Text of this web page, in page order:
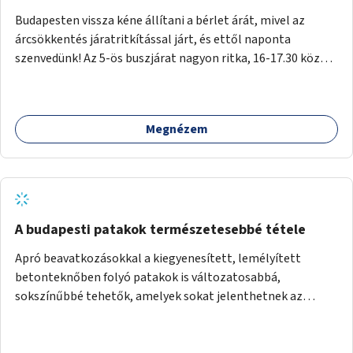
Budapesten vissza kéne állítani a bérlet árát, mivel az
árcsökkentés járatritkítással járt, és ettől naponta
szenvedünk! Az 5-ös buszjárat nagyon ritka, 16-17.30 között
kell utaznunk, gyerekkel együtt minden nap. Sokkal többet
érnénk vele, ha növelnék a bérlet árát és gyakorítanák a
megéreznénk.
Megnézem
A budapesti patakok természetesebbé tétele
Apró beavatkozásokkal a kiegyenesített, lemélyített
betonteknőben folyó patakok is változatosabbá,
sokszínűbbé tehetők, amelyek sokat jelenthetnek az